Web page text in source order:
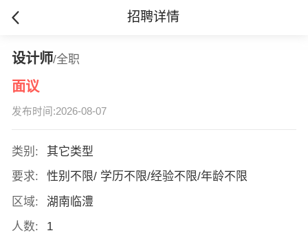
招聘详情
设计师/全职
面议
发布时间:2026-08-07
类别:
其它类型
要求:
性别不限/ 学历不限/经验不限/年龄不限
区域:
湖南临澧
人数:
1